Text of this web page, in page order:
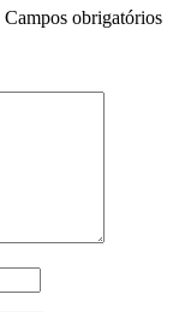
Campos obrigatórios